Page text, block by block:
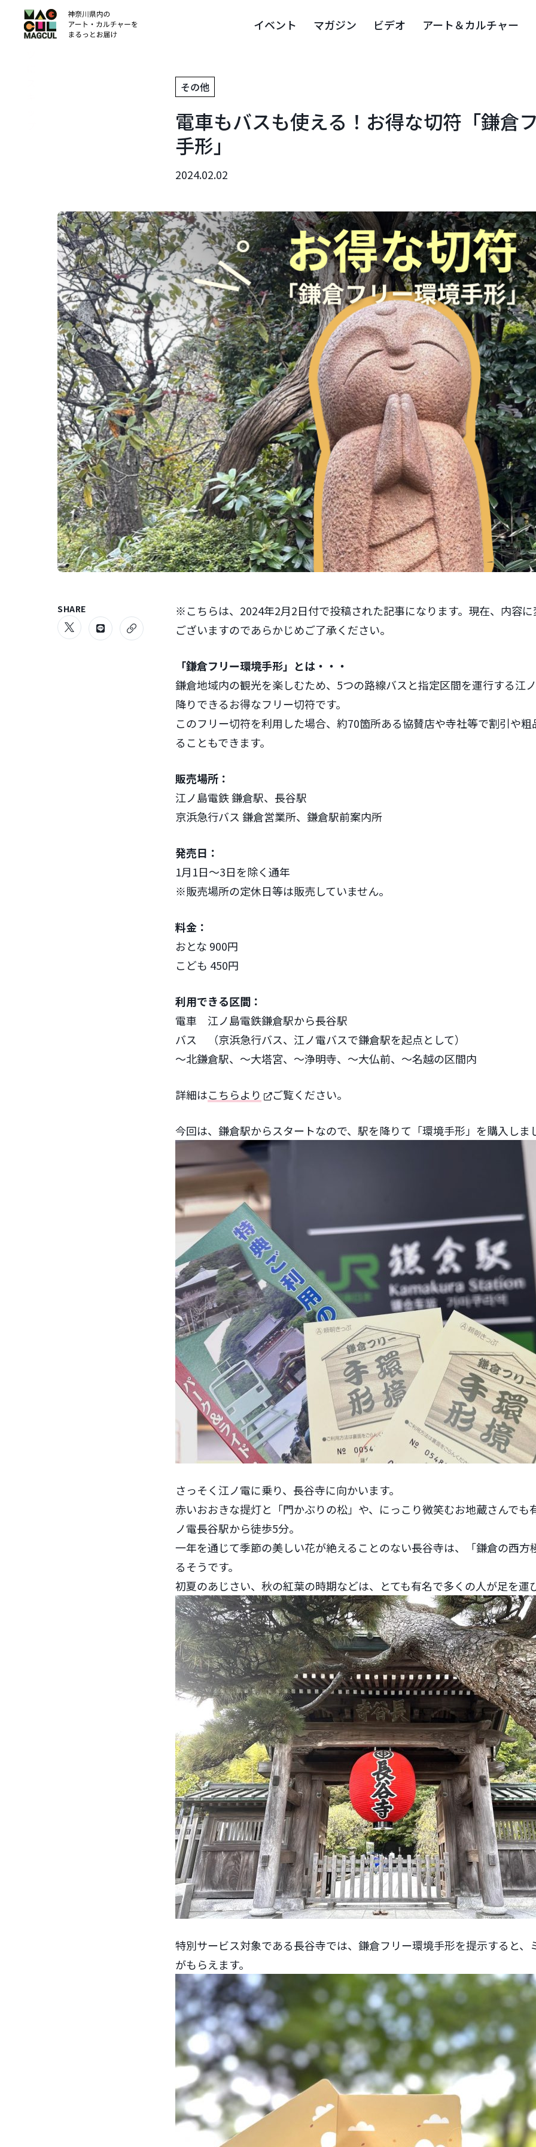
イベント マガジン ビデオ アート＆カルチャー
ン
テ
ン
その他
電車もバスも使える！お得な切符「鎌倉
手形」
2024.02.02
※こちらは、2024年2月2日付で投稿された記事になります。現在、内容
ございますのであらかじめご了承ください。
「鎌倉フリー環境手形」とは・・・
鎌倉地域内の観光を楽しむため、5つの路線バスと指定区間を運行する江
降りできるお得なフリー切符です。
このフリー切符を利用した場合、約70箇所ある協賛店や寺社等で割引や
ることもできます。
販売場所：
江ノ島電鉄 鎌倉駅、長谷駅
京浜急行バス 鎌倉営業所、鎌倉駅前案内所
発売日：
1月1日～3日を除く通年
※販売場所の定休日等は販売していません。
料金：
おとな 900円
こども 450円
利用できる区間：
電車 江ノ島電鉄鎌倉駅から長谷駅
バス （京浜急行バス、江ノ電バスで鎌倉駅を起点として）
～北鎌倉駅、～大塔宮、～浄明寺、～大仏前、～名越の区間内
詳細はこちらより ご覧ください。
今回は、鎌倉駅からスタートなので、駅を降りて「環境手形」を購入しま
さっそく江ノ電に乗り、長谷寺に向かいます。
赤いおおきな提灯と「門かぶりの松」や、にっこり微笑むお地蔵さんでも
ノ電長谷駅から徒歩5分。
一年を通じて季節の美しい花が絶えることのない長谷寺は、「鎌倉の西方
るそうです。
初夏のあじさい、秋の紅葉の時期などは、とても有名で多くの人が足を運
特別サービス対象である長谷寺では、鎌倉フリー環境手形を提示すると、
がもらえます。
SHARE